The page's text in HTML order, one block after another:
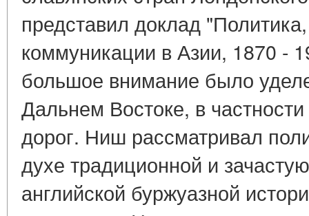
представил доклад
коммуникации в Азии, 1870 -
большое внимание было
Дальнем Востоке, в
дорог. Ниш рассматривал
духе традиционной и
английской буржуазной